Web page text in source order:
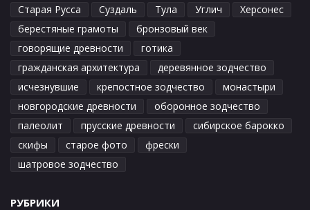
Старая Русса
Суздаль Тула Углич
Херсонес
берестяные грамоты
бронзовый век
говорящие древности
готика
гражданская архитектура
деревянное зодчество
исчезнувшие
крепостное зодчество
монастыри
новгородские древности
оборонное зодчество
палеолит
прусские древности
сибирское барокко
скифы
старое фото
фрески
шатровое зодчество
РУБРИКИ